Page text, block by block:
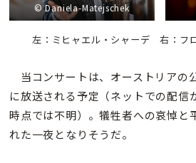
© Daniela-Matejschek
左：ミヒャエル・シャーデ 右：フ
当コンサートは、オーストリアの
に放送される予定（ネットでの配信
時点では不明）。犠牲者への哀悼と
れた一夜となりそうだ。